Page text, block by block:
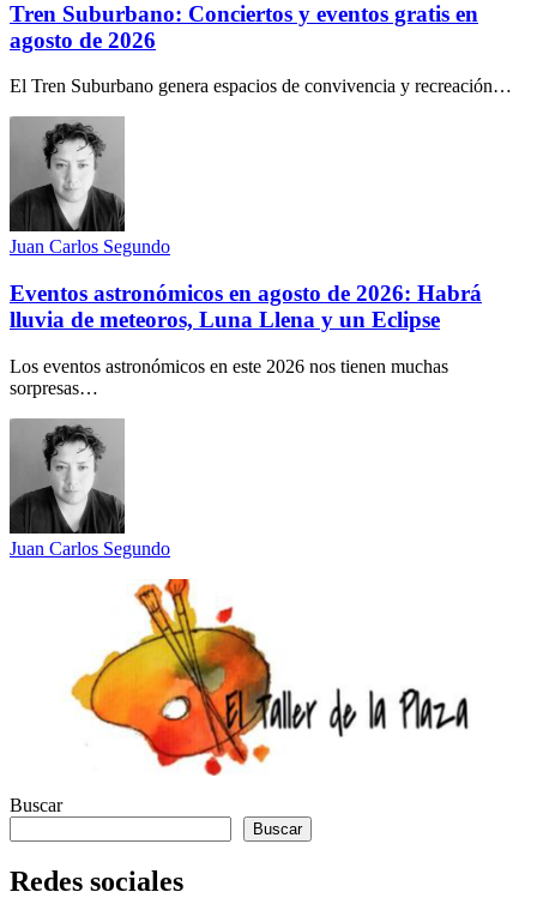
Tren Suburbano: Conciertos y eventos gratis en
agosto de 2026
El Tren Suburbano genera espacios de convivencia y recreación…
Juan Carlos Segundo
Eventos astronómicos en agosto de 2026: Habrá
lluvia de meteoros, Luna Llena y un Eclipse
Los eventos astronómicos en este 2026 nos tienen muchas
sorpresas…
Juan Carlos Segundo
Buscar
Buscar
Redes sociales